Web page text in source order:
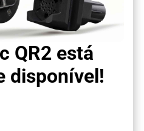
QR2 está
disponível!